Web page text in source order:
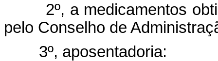
2º, a medicamentos
pelo Conselho de
3º, aposentadoria: